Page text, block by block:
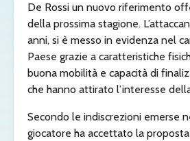
De Rossi un nuovo riferimento
della prossima stagione.
anni, si è messo in evidenza nel
Paese grazie a caratteristiche
buona mobilità e capacità di
che hanno attirato l’interesse
Secondo le indiscrezioni emerse
giocatore ha accettato la